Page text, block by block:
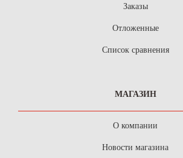
Заказы
Отложенные
Список сравнения
МАГАЗИН
О компании
Новости магазина